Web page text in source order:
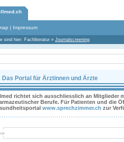
| Impressum
sind hier: Fachliteratur » Journalscreening
Das Portal für Ärztinnen und Ärzte
richtet sich ausschliesslich an Mitglieder
Berufe. Für Patienten und die
www.sprechzimmer.ch zur